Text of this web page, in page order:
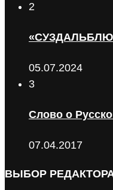
2
05.07.2024
3
Слово о
07.04.2017
ВЫБОР